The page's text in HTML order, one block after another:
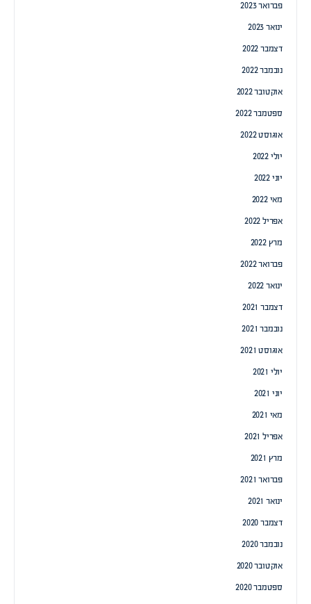
פברואר 2023
ינואר 2023
דצמבר 2022
נובמבר 2022
אוקטובר 2022
ספטמבר 2022
אוגוסט 2022
יולי 2022
יוני 2022
מאי 2022
אפריל 2022
מרץ 2022
פברואר 2022
ינואר 2022
דצמבר 2021
נובמבר 2021
אוגוסט 2021
יולי 2021
יוני 2021
מאי 2021
אפריל 2021
מרץ 2021
פברואר 2021
ינואר 2021
דצמבר 2020
נובמבר 2020
אוקטובר 2020
ספטמבר 2020